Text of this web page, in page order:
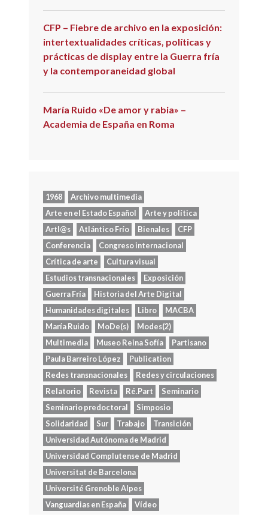
CFP – Fiebre de archivo en la exposición:
intertextualidades críticas, políticas y
prácticas de display entre la Guerra fría
y la contemporaneidad global
María Ruido «De amor y rabia» –
Academia de España en Roma
1968
Archivo multimedia
Arte en el Estado Español
Arte y política
Artl@s
Atlántico Frío Bienales
CFP
Conferencia
Congreso internacional
Crítica de arte
Cultura visual
Estudios transnacionales
Exposición
Guerra Fría
Historia del Arte Digital
Humanidades digitales
Libro
MACBA
María Ruido
MoDe(s)
Modes(2)
Multimedia
Museo Reina Sofía
Partisano
Paula Barreiro López
Publication
Redes transnacionales
Redes y circulaciones
Relatorio
Revista Ré.Part
Seminario
Seminario predoctoral
Simposio
Solidaridad
Sur Trabajo
Transición
Universidad Autónoma de Madrid
Universidad Complutense de Madrid
Universitat de Barcelona
Université Grenoble Alpes
Vanguardias en España
Vídeo